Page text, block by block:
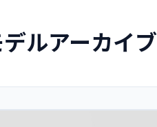
ルアーカイブ